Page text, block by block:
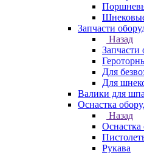
Запчасти
Назад
Запчасти
Для
Для
Валики для
Оснастка
Назад
Оснастка
Рукава